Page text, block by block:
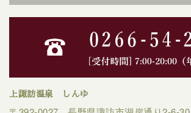
上諏訪温泉 しんゆ